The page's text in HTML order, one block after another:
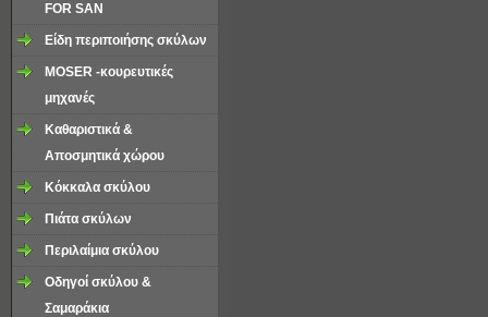
FOR SAN
Είδη περιποιήσης σκύλων
MOSER -κουρευτικές
μηχανές
Καθαριστικά &
Αποσμητικά χώρου
Κόκκαλα σκύλου
Πιάτα σκύλων
Περιλαίμια σκύλου
Οδηγοί σκύλου &
Σαμαράκια